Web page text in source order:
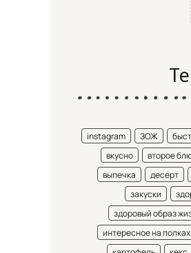
instagram ЗОЖ
вкусно
второе
выпечка
десерт
закуски
здоровый образ
интересное на полках